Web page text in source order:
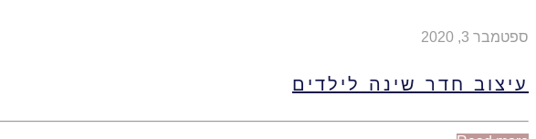
ספטמבר 3, 2020
עיצוב חדר שינה לילדים